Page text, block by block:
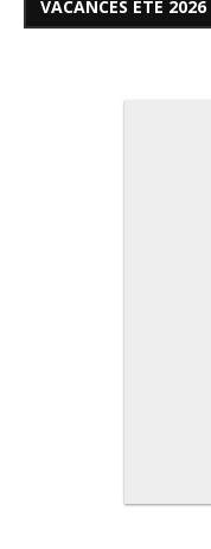
VACANCES ÉTÉ 2026